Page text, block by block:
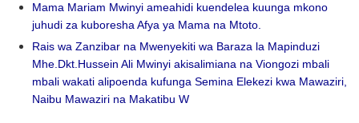
Mama Mariam Mwinyi ameahidi kuendelea kuunga mkono
juhudi za kuboresha Afya ya Mama na Mtoto.
Rais wa Zanzibar na Mwenyekiti wa Baraza la Mapinduzi
Mhe.Dkt.Hussein Ali Mwinyi akisalimiana na Viongozi mbali
mbali wakati alipoenda kufunga Semina Elekezi kwa Mawaziri,
Naibu Mawaziri na Makatibu W